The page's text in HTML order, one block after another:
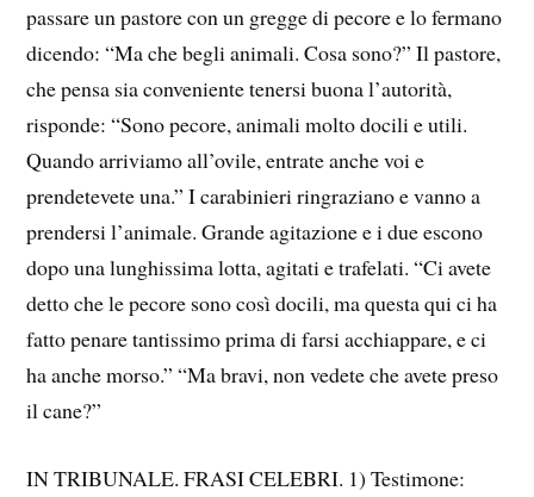
passare un pastore con un gregge di pecore e lo fermano
dicendo: “Ma che begli animali. Cosa sono?” Il pastore,
che pensa sia conveniente tenersi buona l’autorità,
risponde: “Sono pecore, animali molto docili e utili.
Quando arriviamo all’ovile, entrate anche voi e
prendetevete una.” I carabinieri ringraziano e vanno a
prendersi l’animale. Grande agitazione e i due escono
dopo una lunghissima lotta, agitati e trafelati. “Ci avete
detto che le pecore sono così docili, ma questa qui ci ha
fatto penare tantissimo prima di farsi acchiappare, e ci
ha anche morso.” “Ma bravi, non vedete che avete preso
il cane?”
IN TRIBUNALE. FRASI CELEBRI. 1) Testimone: